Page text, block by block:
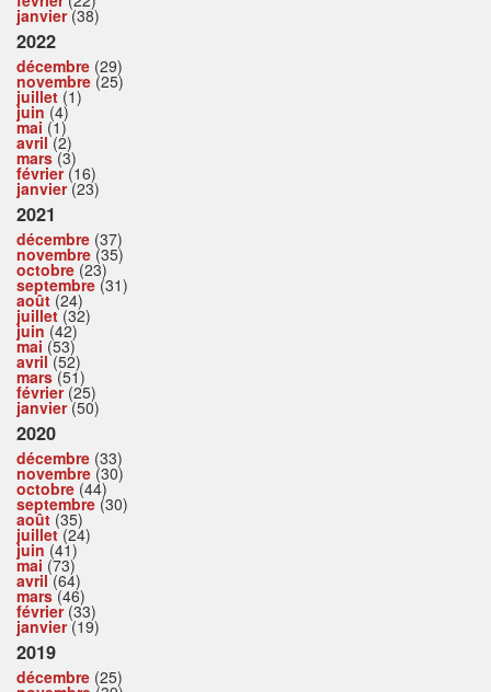
janvier(38)
2022
décembre (29)
novembre (25)
juillet (1)
juin (4)
mai (1)
avril(2)
mars(3)
février(16)
janvier(23)
2021
décembre (37)
novembre (35)
octobre (23)
septembre (31)
août (24)
juillet(32)
juin (42)
mai (53)
avril(52)
mars(51)
février(25)
janvier(50)
2020
décembre (33)
novembre (30)
octobre (44)
septembre (30)
août (35)
juillet(24)
juin (41)
mai (73)
avril(64)
mars(46)
février(33)
janvier(19)
2019
décembre (25)